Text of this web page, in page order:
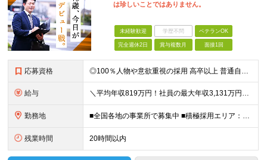
は珍しいことではありません。
未経験歓迎 学歴不問 ベテランOK
完全週休2日 賞与複数月 面接1回
応募資格 ◎100％人物や意欲重視の採用 高卒以上 普通自動車第一種運転免許取得者（AT限定可） ★職歴は全く問いません！ 前向きにコツコツと向き合える方であれば結果がついてくるお仕事です。 現職・無職、正社
給与 ＼平均年収819万円！社員の最大年収3,131万円／ ＼2人に1人が年収700万円以上／ ＼5人に1人が年収1,000万円以上！／ 固定給だけで、年収524万円も可能！ インセンティブだけでなく固定給
勤務地 ■全国各地の事業所で募集中 ■積極採用エリア：東京・神奈川・埼玉・千葉・愛知 ※希望の勤務地で働ける！通勤可能な事業所を選定していきます ※地元に戻って働きたいUターン希望者も歓迎します！ ※社用車を
残業時間 20時間以内